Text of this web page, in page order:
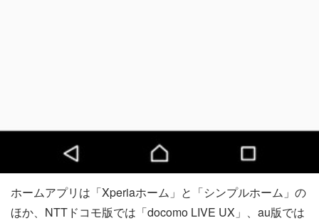
ホームアプリは「Xperiaホーム」と「シンプルホーム」の
ほか、NTTドコモ版では「docomo LIVE UX」、au版では